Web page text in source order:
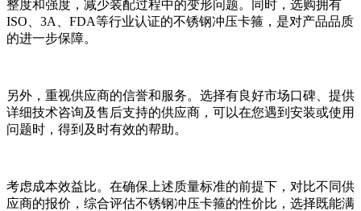
整度和强度，减少装配过程中的变形问题。同时，选购拥有
ISO、3A、FDA等行业认证的不锈钢冲压卡箍，是对产品品质
的进一步保障。
另外，重视供应商的信誉和服务。选择有良好市场口碑、提供
详细技术咨询及售后支持的供应商，可以在您遇到安装或使用
问题时，得到及时有效的帮助。
考虑成本效益比。在确保上述质量标准的前提下，对比不同供
应商的报价，综合评估不锈钢冲压卡箍的性价比，选择既能满